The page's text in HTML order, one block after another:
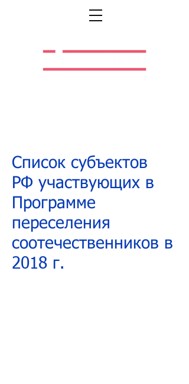
Список субъектов
РФ участвующих в
Программе
переселения
соотечественников в
2018 г.